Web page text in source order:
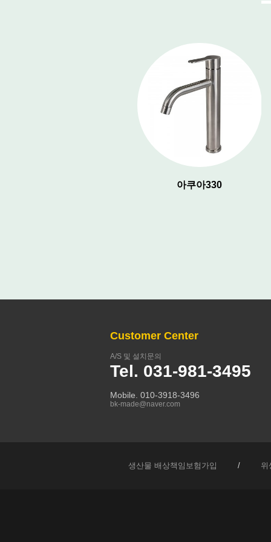
아쿠아330
Customer Center
A/S 및 설치문의
Tel. 031-981-3495
Mobile. 010-3918-3496
bk-made@naver.com
생산물 배상책임보험가입 / 위